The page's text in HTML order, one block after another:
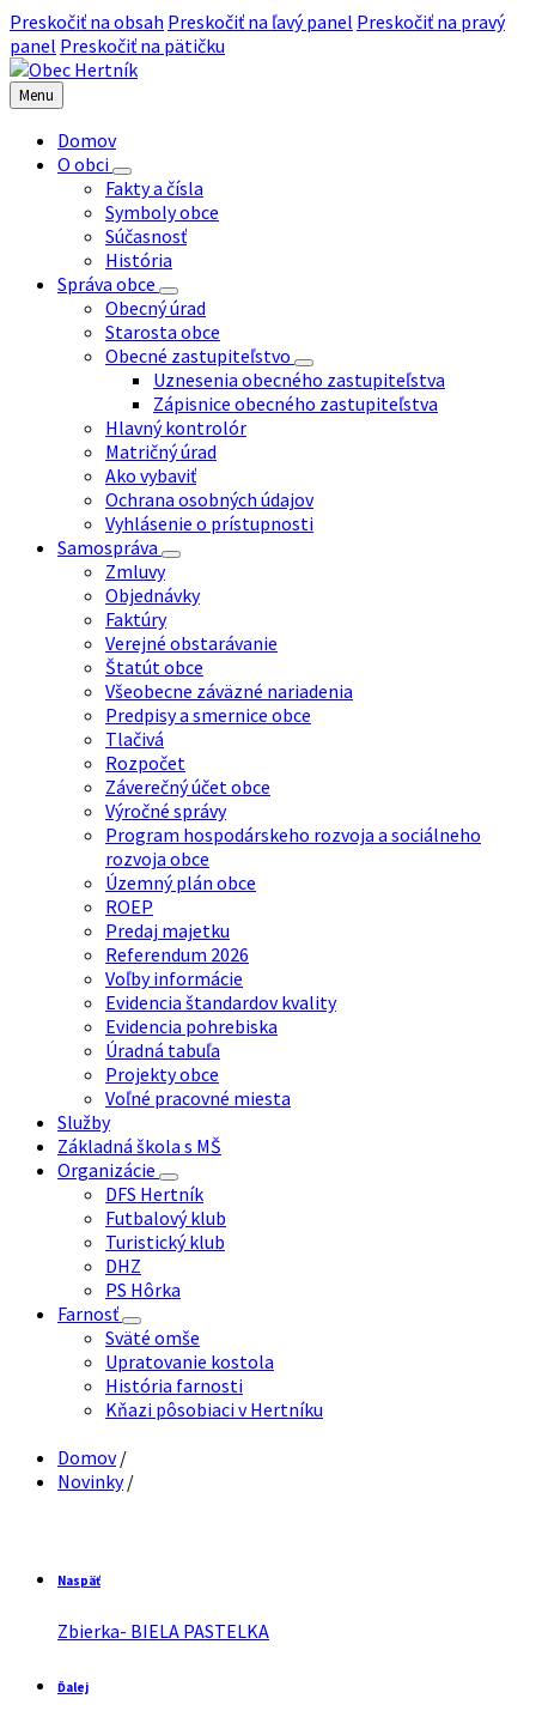
Preskočiť na obsah Preskočiť na ľavý panel Preskočiť na pravý
panel Preskočiť na pätičku
Menu
Domov
O obci
Fakty a čísla
Symboly obce
Súčasnosť
História
Správa obce
Obecný úrad
Starosta obce
Obecné zastupiteľstvo
Uznesenia obecného zastupiteľstva
Zápisnice obecného zastupiteľstva
Hlavný kontrolór
Matričný úrad
Ako vybaviť
Ochrana osobných údajov
Vyhlásenie o prístupnosti
Samospráva
Zmluvy
Objednávky
Faktúry
Verejné obstarávanie
Štatút obce
Všeobecne záväzné nariadenia
Predpisy a smernice obce
Tlačivá
Rozpočet
Záverečný účet obce
Výročné správy
Program hospodárskeho rozvoja a sociálneho
rozvoja obce
Územný plán obce
ROEP
Predaj majetku
Referendum 2026
Voľby informácie
Evidencia štandardov kvality
Evidencia pohrebiska
Úradná tabuľa
Projekty obce
Voľné pracovné miesta
Služby
Základná škola s MŠ
Organizácie
DFS Hertník
Futbalový klub
Turistický klub
DHZ
PS Hôrka
Farnosť
Sväté omše
Upratovanie kostola
História farnosti
Kňazi pôsobiaci v Hertníku
Domov /
Novinky /
Naspäť
Zbierka- BIELA PASTELKA
Ďalej